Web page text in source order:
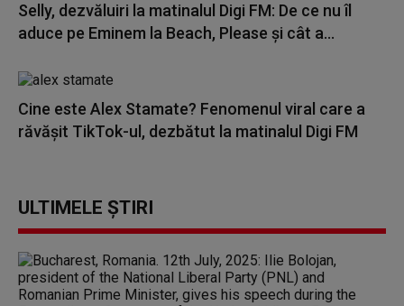
Selly, dezvăluiri la matinalul Digi FM: De ce nu îl
aduce pe Eminem la Beach, Please și cât a...
Cine este Alex Stamate? Fenomenul viral care a
răvășit TikTok-ul, dezbătut la matinalul Digi FM
ULTIMELE ȘTIRI